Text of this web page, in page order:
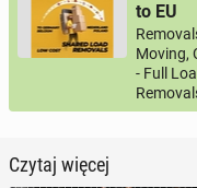
to EU
Moving,
- Full
Czytaj więcej